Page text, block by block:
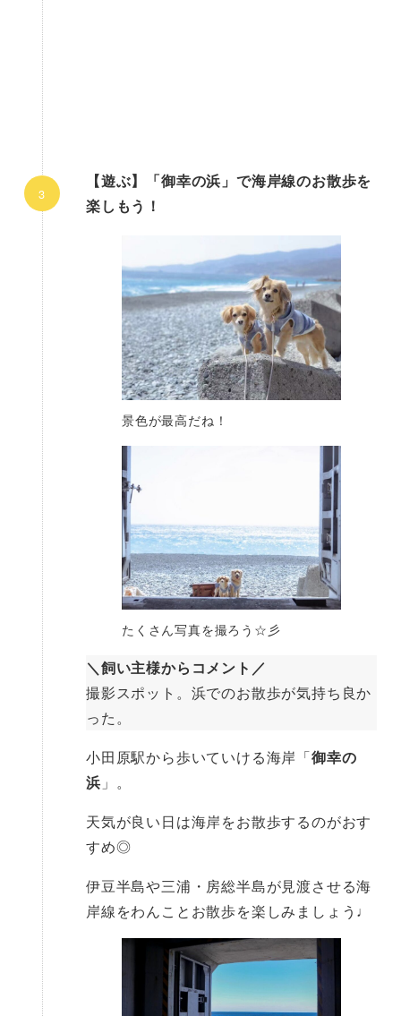
【遊ぶ】「御幸の浜」で海岸線のお散歩を
楽しもう！
景色が最高だね！
たくさん写真を撮ろう☆彡
＼飼い主様からコメント／
撮影スポット。浜でのお散歩が気持ち良か
った。
小田原駅から歩いていける海岸「御幸の
浜 」。
天気が良い日は海岸をお散歩するのがおす
すめ◎
伊豆半島や三浦・房総半島が見渡させる海
岸線をわんことお散歩を楽しみましょう♩